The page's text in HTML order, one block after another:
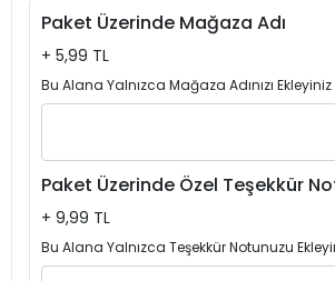
Paket Üzerinde Mağaza Adı
+ 5,99 TL
Bu Alana Yalnızca Mağaza Adınızı Ekleyiniz
Paket Üzerinde Özel Teşekkür
+ 9,99 TL
Bu Alana Yalnızca Teşekkür Notunuzu